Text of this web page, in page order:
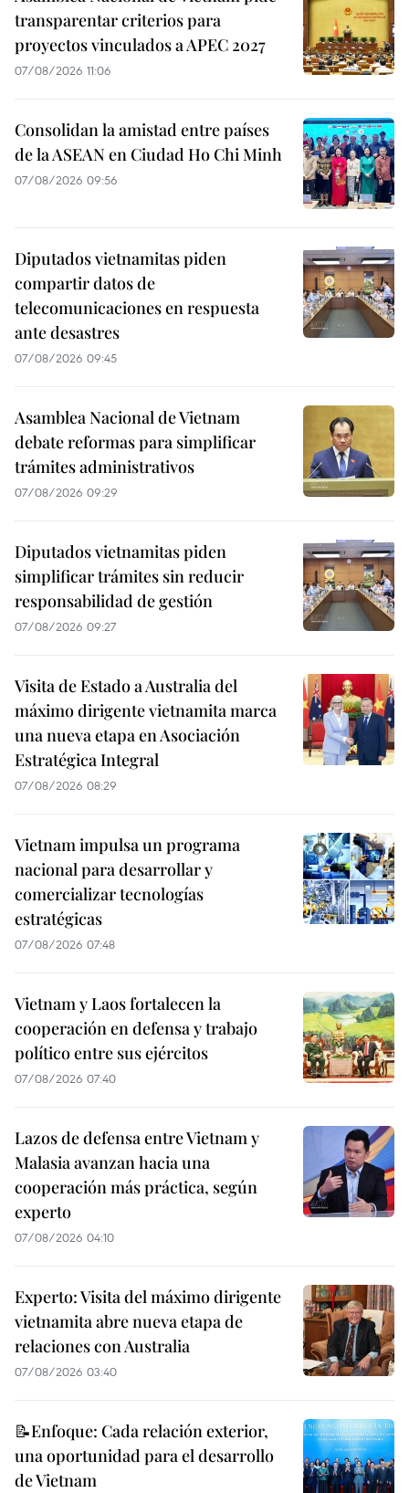
transparentar criterios para
proyectos vinculados a APEC 2027
07/08/2026 11:06
Consolidan la amistad entre países
de la ASEAN en Ciudad Ho Chi Minh
07/08/2026 09:56
Diputados vietnamitas piden
compartir datos de
telecomunicaciones en respuesta
ante desastres
07/08/2026 09:45
Asamblea Nacional de Vietnam
debate reformas para simplificar
trámites administrativos
07/08/2026 09:29
Diputados vietnamitas piden
simplificar trámites sin reducir
responsabilidad de gestión
07/08/2026 09:27
Visita de Estado a Australia del
máximo dirigente vietnamita marca
una nueva etapa en Asociación
Estratégica Integral
07/08/2026 08:29
Vietnam impulsa un programa
nacional para desarrollar y
comercializar tecnologías
estratégicas
07/08/2026 07:48
Vietnam y Laos fortalecen la
cooperación en defensa y trabajo
político entre sus ejércitos
07/08/2026 07:40
Lazos de defensa entre Vietnam y
Malasia avanzan hacia una
cooperación más práctica, según
experto
07/08/2026 04:10
Experto: Visita del máximo dirigente
vietnamita abre nueva etapa de
relaciones con Australia
07/08/2026 03:40
📝Enfoque: Cada relación exterior,
una oportunidad para el desarrollo
de Vietnam